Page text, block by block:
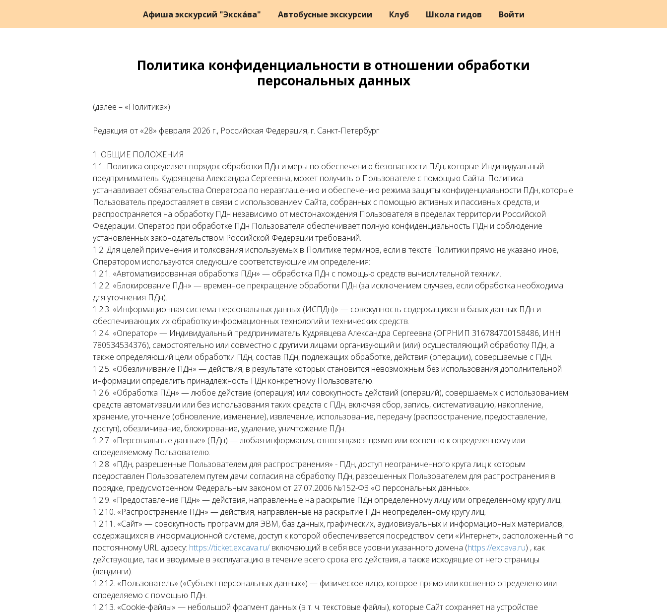
Афиша экскурсий "Экска́ва" Автобусные экскурсии Клуб Школа гидов Войти
Политика конфиденциальности в отношении обработки
персональных данных
(далее – «Политика»)
Редакция от «28» февраля 2026 г., Российская Федерация, г. Санкт-Петербург
1. ОБЩИЕ ПОЛОЖЕНИЯ
1.1. Политика определяет порядок обработки ПДн и меры по обеспечению безопасности ПДн, которые Индивидуальный
предприниматель Кудрявцева Александра Сергеевна, может получить о Пользователе с помощью Сайта. Политика
устанавливает обязательства Оператора по неразглашению и обеспечению режима защиты конфиденциальности ПДн, которые
Пользователь предоставляет в связи с использованием Сайта, собранных с помощью активных и пассивных средств, и
распространяется на обработку ПДн независимо от местонахождения Пользователя в пределах территории Российской
Федерации. Оператор при обработке ПДн Пользователя обеспечивает полную конфиденциальность ПДн и соблюдение
установленных законодательством Российской Федерации требований.
1.2. Для целей применения и толкования используемых в Политике терминов, если в тексте Политики прямо не указано иное,
Оператором используются следующие соответствующие им определения:
1.2.1. «Автоматизированная обработка ПДн» — обработка ПДн с помощью средств вычислительной техники.
1.2.2. «Блокирование ПДн» — временное прекращение обработки ПДн (за исключением случаев, если обработка необходима
для уточнения ПДн).
1.2.3. «Информационная система персональных данных (ИСПДн)» — совокупность содержащихся в базах данных ПДн и
обеспечивающих их обработку информационных технологий и технических средств.
1.2.4. «Оператор» — Индивидуальный предприниматель Кудрявцева Александра Сергеевна (ОГРНИП 316784700158486, ИНН
780534534376), самостоятельно или совместно с другими лицами организующий и (или) осуществляющий обработку ПДн, а
также определяющий цели обработки ПДн, состав ПДн, подлежащих обработке, действия (операции), совершаемые с ПДн.
1.2.5. «Обезличивание ПДн» — действия, в результате которых становится невозможным без использования дополнительной
информации определить принадлежность ПДн конкретному Пользователю.
1.2.6. «Обработка ПДн» — любое действие (операция) или совокупность действий (операций), совершаемых с использованием
средств автоматизации или без использования таких средств с ПДн, включая сбор, запись, систематизацию, накопление,
хранение, уточнение (обновление, изменение), извлечение, использование, передачу (распространение, предоставление,
доступ), обезличивание, блокирование, удаление, уничтожение ПДн.
1.2.7. «Персональные данные» (ПДн) — любая информация, относящаяся прямо или косвенно к определенному или
определяемому Пользователю.
1.2.8. «ПДн, разрешенные Пользователем для распространения» - ПДн, доступ неограниченного круга лиц к которым
предоставлен Пользователем путем дачи согласия на обработку ПДн, разрешенных Пользователем для распространения в
порядке, предусмотренном Федеральным законом от 27.07.2006 №152-ФЗ «О персональных данных».
1.2.9. «Предоставление ПДн» — действия, направленные на раскрытие ПДн определенному лицу или определенному кругу лиц.
1.2.10. «Распространение ПДн» — действия, направленные на раскрытие ПДн неопределенному кругу лиц.
1.2.11. «Сайт» — совокупность программ для ЭВМ, баз данных, графических, аудиовизуальных и информационных материалов,
содержащихся в информационной системе, доступ к которой обеспечивается посредством сети «Интернет», расположенный по
постоянному URL адресу: https://ticket.excava.ru/ включающий в себя все уровни указанного домена (https://excava.ru) , как
действующие, так и вводимые в эксплуатацию в течение всего срока его действия, а также исходящие от него страницы
(лендинги).
1.2.12. «Пользователь» («Субъект персональных данных») — физическое лицо, которое прямо или косвенно определено или
определяемо с помощью ПДн.
1.2.13. «Cookie-файлы» — небольшой фрагмент данных (в т. ч. текстовые файлы), которые Сайт сохраняет на устройстве